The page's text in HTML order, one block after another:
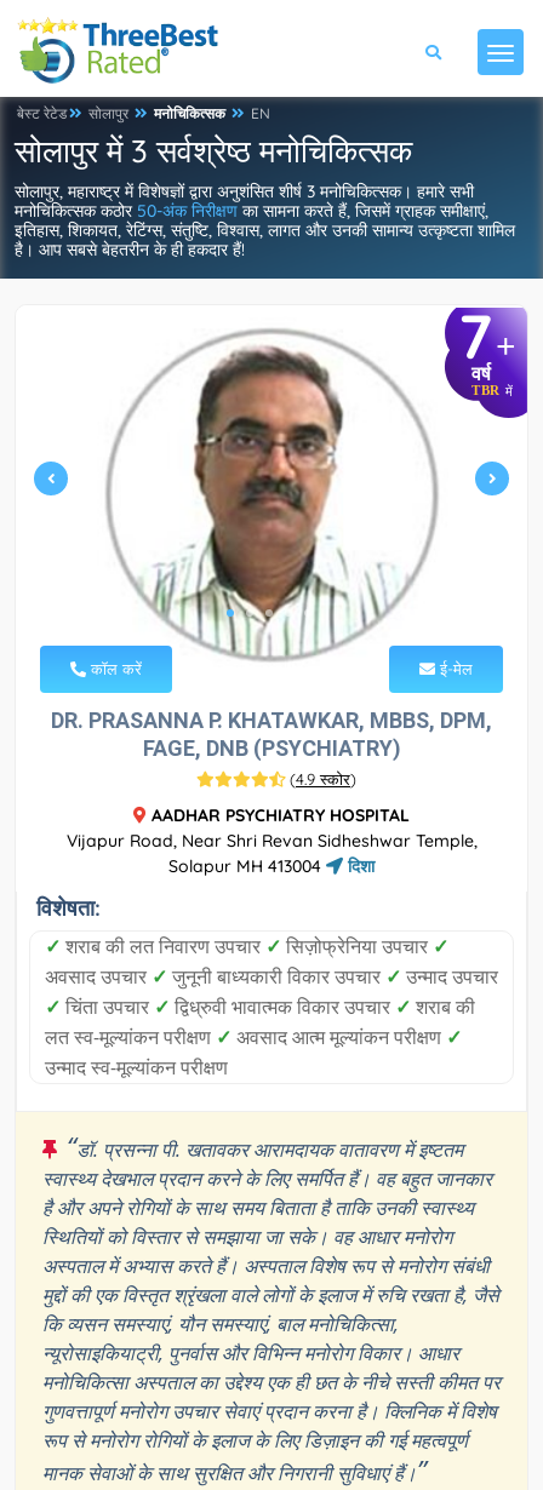
बेस्ट रेटेड सोलापुर मनोचिकित्सक EN
सोलापुर में 3 सर्वश्रेष्ठ मनोचिकित्सक
सोलापुर, महाराष्ट्र में विशेषज्ञों द्वारा अनुशंसित शीर्ष 3 मनोचिकित्सक। हमारे सभी
मनोचिकित्सक कठोर 50-अंक निरीक्षण का सामना करते हैं, जिसमें ग्राहक समीक्षाएं,
इतिहास, शिकायत, रेटिंग्स, संतुष्टि, विश्वास, लागत और उनकी सामान्य उत्कृष्टता शामिल
है। आप सबसे बेहतरीन के ही हकदार हैं!
7+
वर्ष
TBR में
कॉल करें ई-मेल
DR. PRASANNA P. KHATAWKAR, MBBS, DPM,
FAGE, DNB (PSYCHIATRY)
(4.9 स्कोर)
AADHAR PSYCHIATRY HOSPITAL
Vijapur Road, Near Shri Revan Sidheshwar Temple,
Solapur MH 413004
दिशा
विशेषता:
✓ शराब की लत निवारण उपचार ✓ सिज़ोफ्रेनिया उपचार ✓
अवसाद उपचार ✓ जुनूनी बाध्यकारी विकार उपचार ✓ उन्माद उपचार
✓ चिंता उपचार ✓ द्विध्रुवी भावात्मक विकार उपचार ✓ शराब की
लत स्व-मूल्यांकन परीक्षण ✓ अवसाद आत्म मूल्यांकन परीक्षण ✓
उन्माद स्व-मूल्यांकन परीक्षण
“डॉ. प्रसन्ना पी. खतावकर आरामदायक वातावरण में इष्टतम
स्वास्थ्य देखभाल प्रदान करने के लिए समर्पित हैं। वह बहुत जानकार
है और अपने रोगियों के साथ समय बिताता है ताकि उनकी स्वास्थ्य
स्थितियों को विस्तार से समझाया जा सके। वह आधार मनोरोग
अस्पताल में अभ्यास करते हैं। अस्पताल विशेष रूप से मनोरोग संबंधी
मुद्दों की एक विस्तृत श्रृंखला वाले लोगों के इलाज में रुचि रखता है, जैसे
कि व्यसन समस्याएं, यौन समस्याएं, बाल मनोचिकित्सा,
न्यूरोसाइकियाट्री, पुनर्वास और विभिन्न मनोरोग विकार। आधार
मनोचिकित्सा अस्पताल का उद्देश्य एक ही छत के नीचे सस्ती कीमत पर
गुणवत्तापूर्ण मनोरोग उपचार सेवाएं प्रदान करना है। क्लिनिक में विशेष
रूप से मनोरोग रोगियों के इलाज के लिए डिज़ाइन की गई महत्वपूर्ण
मानक सेवाओं के साथ सुरक्षित और निगरानी सुविधाएं हैं।”